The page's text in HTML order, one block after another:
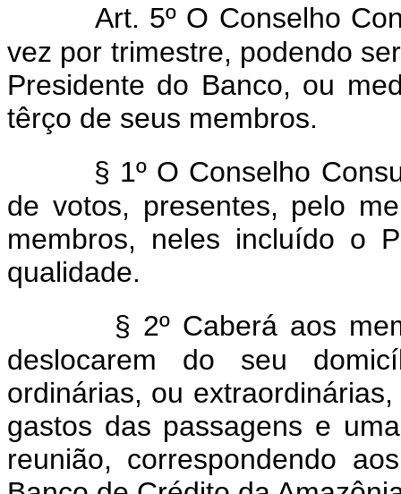
Art. 5º O Conselho
vez por trimestre, podendo
Presidente do Banco, ou
têrço de seus membros.
§ 1º O Conselho
de votos, presentes, pelo
membros, neles incluído o
qualidade.
§ 2º Caberá aos
deslocarem do seu
ordinárias, ou
gastos das passagens e
reunião, correspondendo